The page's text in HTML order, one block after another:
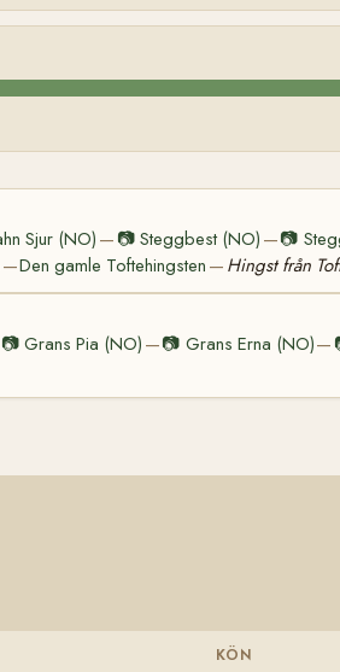
Sjur (NO)— 📷Steggbest (NO) —📷
—Den gamle Toftehingsten — Hingst från
📷Grans Pia (NO) —📷 Grans Erna (NO)—
KÖN